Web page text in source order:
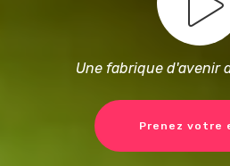
Une fabrique d'avenir
Prenez votre